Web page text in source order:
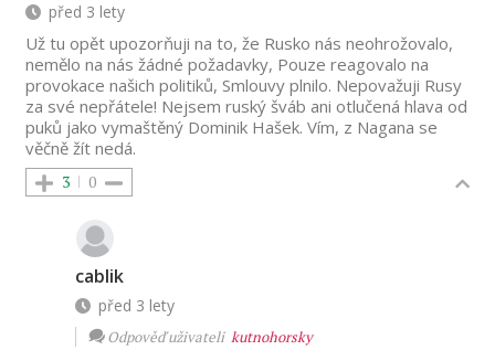
před 3 lety
Už tu opět upozorňuji na to, že Rusko nás neohrožovalo,
nemělo na nás žádné požadavky, Pouze reagovalo na
provokace našich politiků, Smlouvy plnilo. Nepovažuji Rusy
za své nepřátele! Nejsem ruský šváb ani otlučená hlava od
puků jako vymaštěný Dominik Hašek. Vím, z Nagana se
věčně žít nedá.
3 0
cablik
před 3 lety
Odpověď uživateli kutnohorsky